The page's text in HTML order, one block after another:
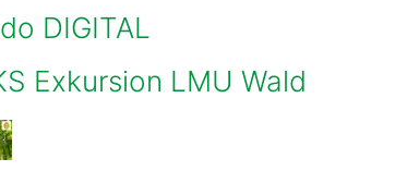
DIGITAL
Exkursion LMU Wald